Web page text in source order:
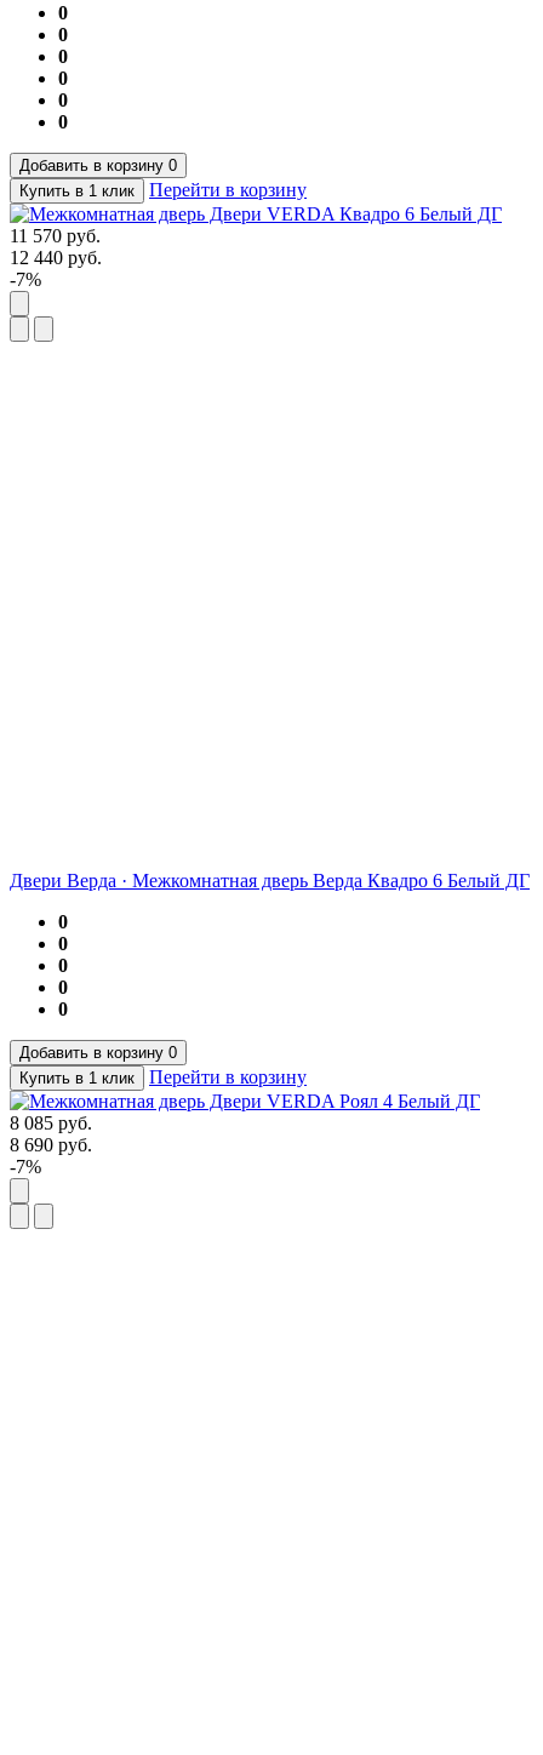
0
0
0
0
0
0
Добавить в корзину 0
Купить в 1 клик
Перейти в корзину
11 570 руб.
12 440 руб.
-7%
Двери Верда · Межкомнатная дверь Верда Квадро 6 Белый ДГ
0
0
0
0
0
Добавить в корзину 0
Купить в 1 клик
Перейти в корзину
8 085 руб.
8 690 руб.
-7%